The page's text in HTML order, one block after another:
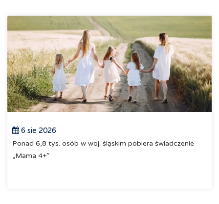
6 sie 2026
Ponad 6,8 tys. osób w woj. śląskim pobiera świadczenie
„Mama 4+”